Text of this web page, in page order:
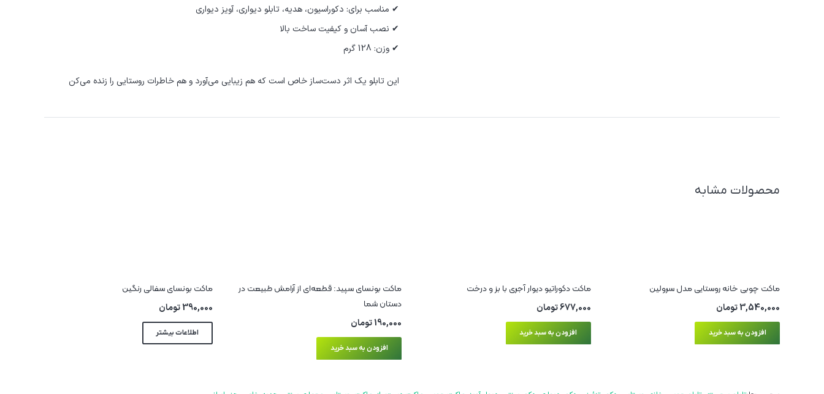
✔ مناسب برای: دکوراسیون، هدیه، تابلو دیواری، آویز دیواری
✔ نصب آسان و کیفیت ساخت بالا
✔ وزن: 128 گرم
این تابلو یک اثر دست‌ساز خاص است که هم زیبایی می‌آورد و هم خاطرات روستایی را زنده می‌کن
محصولات مشابه